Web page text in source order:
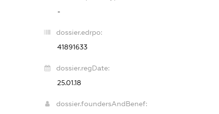
-
dossier.edrpo:
41891633
dossier.regDate:
25.01.18
dossier.foundersAndBenef: